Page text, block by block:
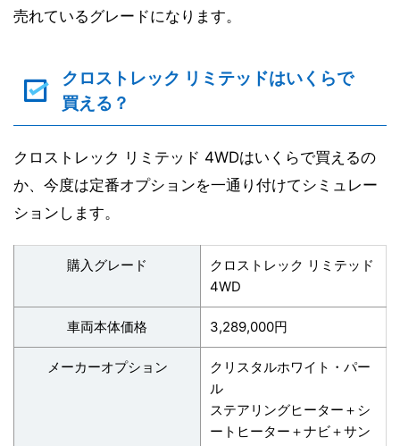
売れているグレードになります。
クロストレック リミテッドはいくらで
買える？
クロストレック リミテッド 4WDはいくらで買えるの
か、今度は定番オプションを一通り付けてシミュレー
ションします。
購入グレード
クロストレック リミテッド
4WD
車両本体価格 3,289,000円
メーカーオプション
クリスタルホワイト・パー
ル
ステアリングヒーター＋シ
ートヒーター＋ナビ＋サン